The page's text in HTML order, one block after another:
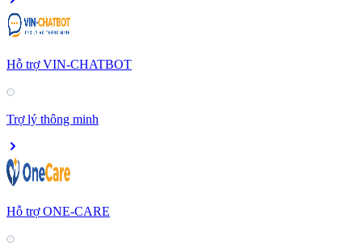
Hỗ trợ VIN-CHATBOT
Trợ lý thông minh
Hỗ trợ ONE-CARE